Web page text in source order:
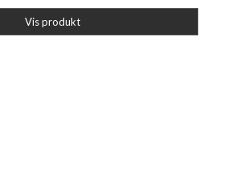
Vis produkt